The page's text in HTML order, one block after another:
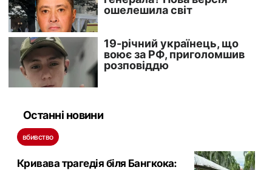
Останні новини
вбивство
Кривава трагедія біля Бангкока: